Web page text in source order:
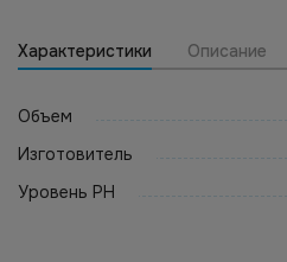
Характеристики Описание
Объем
Изготовитель
Уровень PH